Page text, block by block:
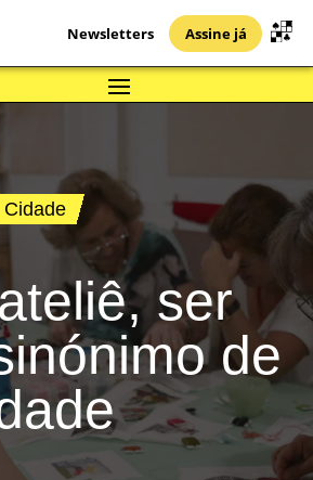
Newsletters Assine já
Cidade
ser
de